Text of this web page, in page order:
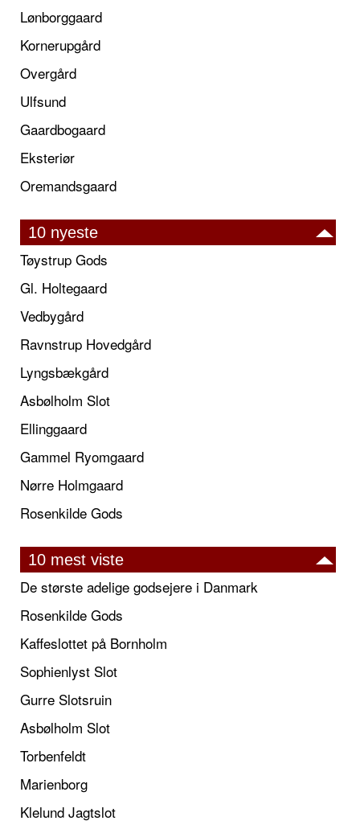
Lønborggaard
Kornerupgård
Overgård
Ulfsund
Gaardbogaard
Eksteriør
Oremandsgaard
10 nyeste
Tøystrup Gods
Gl. Holtegaard
Vedbygård
Ravnstrup Hovedgård
Lyngsbækgård
Asbølholm Slot
Ellinggaard
Gammel Ryomgaard
Nørre Holmgaard
Rosenkilde Gods
10 mest viste
De største adelige godsejere i Danmark
Rosenkilde Gods
Kaffeslottet på Bornholm
Sophienlyst Slot
Gurre Slotsruin
Asbølholm Slot
Torbenfeldt
Marienborg
Klelund Jagtslot